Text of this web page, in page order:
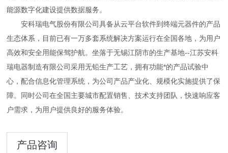
能源数字化建设提供数据服务。
安科瑞电气股份有限公司具备从云平台软件到终端元器件的产品
生态体系，目前已有一万多套系统解决方案运行在全国各地，为用户
高效和安全用能保驾护航。坐落于无锡江阴市的生产基地--江苏安科
瑞电器制造有限公司采用无铅生产工艺，拥有功能*的产品试验中
心，配合信息化管理系统，为公司产品产业化 、规模化实施提供了保
障。同时公司在全国主要城市配置销售、技术支持团队，快速响应客
户需求，为用户提供良好的服务体验。
产品咨询